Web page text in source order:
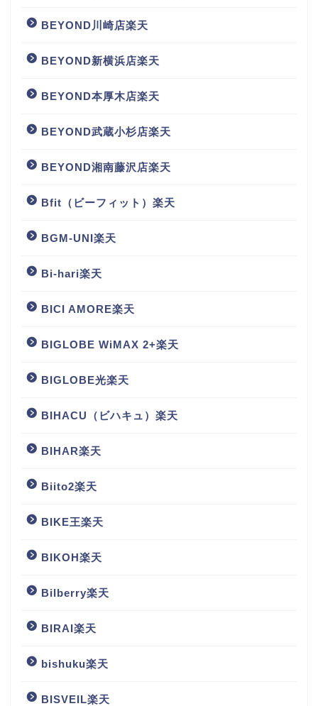
BEYOND川崎店楽天
BEYOND新横浜店楽天
BEYOND本厚木店楽天
BEYOND武蔵小杉店楽天
BEYOND湘南藤沢店楽天
Bfit（ビーフィット）楽天
BGM‐UNI楽天
Bi-hari楽天
BICI AMORE楽天
BIGLOBE WiMAX 2+楽天
BIGLOBE光楽天
BIHACU（ビハキュ）楽天
BIHAR楽天
Biito2楽天
BIKE王楽天
BIKOH楽天
Bilberry楽天
BIRAI楽天
bishuku楽天
BISVEIL楽天